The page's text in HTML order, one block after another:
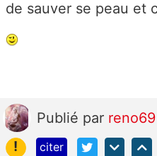
de sauver se peau et
Publié par reno69
!
citer